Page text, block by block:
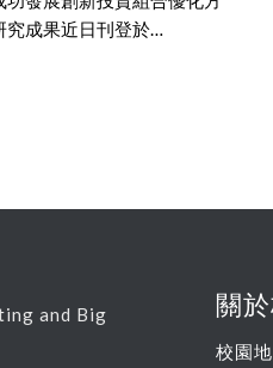
究成果近日刊登於…
and Big
關
校園